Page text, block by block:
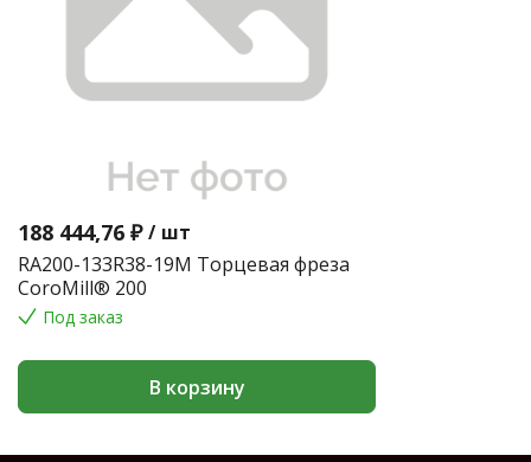
188 444,76 ₽ / шт
RA200-133R38-19M Торцевая фреза
CoroMill® 200
Под заказ
В корзину